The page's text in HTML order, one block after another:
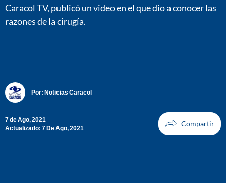
Caracol TV, publicó un video en el que dio a conocer las
razones de la cirugía.
Por: Noticias Caracol
7 de Ago, 2021
Actualizado: 7 De Ago, 2021